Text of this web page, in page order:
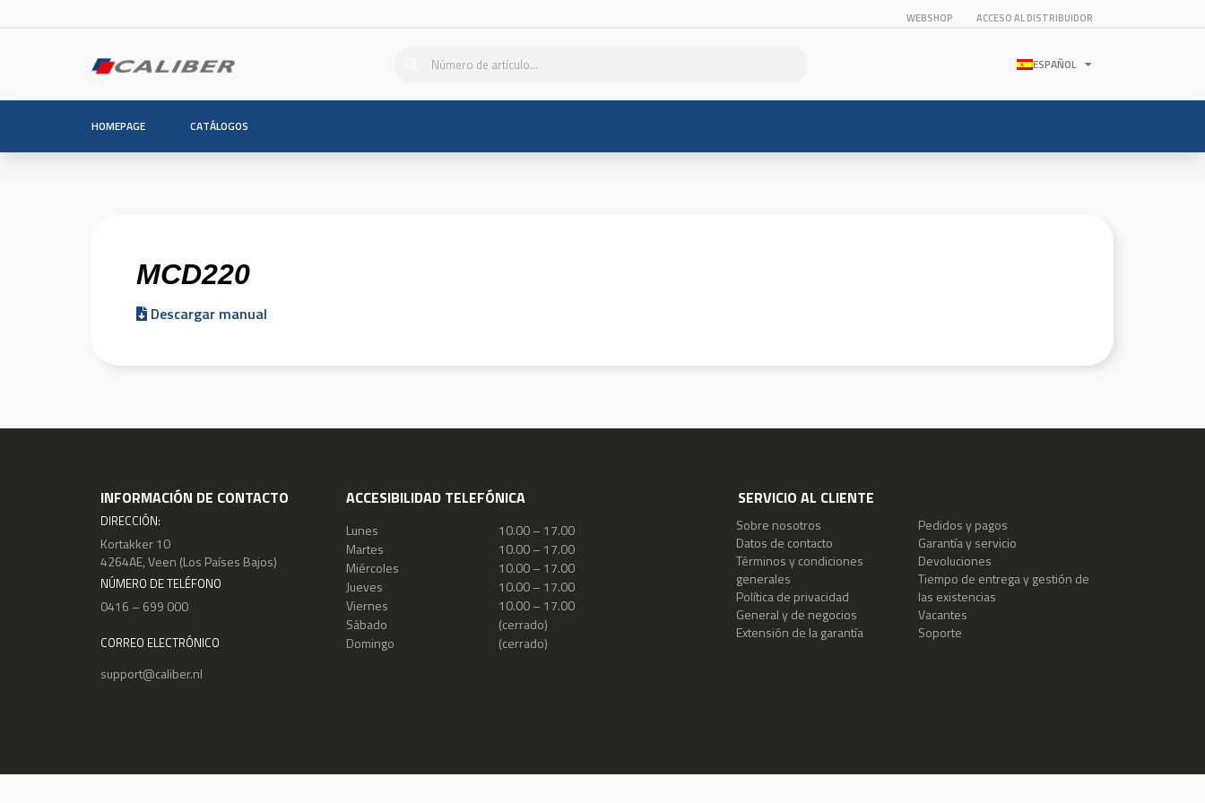
WEBSHOP ACCESO AL DISTRIBUIDOR
ESPAÑOL
HOMEPAGE CATÁLOGOS
MCD220
Descargar manual
INFORMACIÓN DE CONTACTO
DIRECCIÓN:
Kortakker 10
4264AE, Veen (Los Países Bajos)
NÚMERO DE TELÉFONO
0416 – 699 000
CORREO ELECTRÓNICO
support@caliber.nl
ACCESIBILIDAD TELEFÓNICA
Lunes
10.00 – 17.00
Martes
10.00 – 17.00
Miércoles
10.00 – 17.00
Jueves
10.00 – 17.00
Viernes
10.00 – 17.00
Sábado
(cerrado)
Domingo
(cerrado)
SERVICIO AL CLIENTE
Sobre nosotros
Datos de contacto
Términos y condiciones
generales
Política de privacidad
General y de negocios
Extensión de la garantía
Pedidos y pagos
Garantía y servicio
Devoluciones
Tiempo de entrega y gestión de
las existencias
Vacantes
Soporte